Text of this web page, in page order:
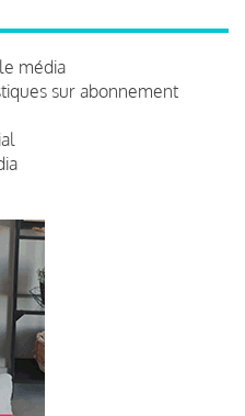
média
sur abonnement